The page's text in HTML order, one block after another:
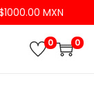
MXN
0 0